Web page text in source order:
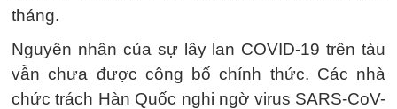
tháng.
Nguyên nhân của sự lây lan COVID-19 trên tàu
vẫn chưa được công bố chính thức. Các nhà
chức trách Hàn Quốc nghi ngờ virus SARS-CoV-